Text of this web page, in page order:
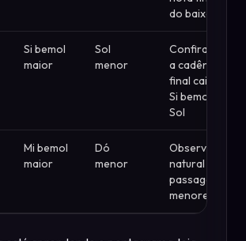
do baixo
Si bemol
maior
Sol
menor
Confira se
a cadência
final cai em
Si bemol ou
Sol
Mi bemol
maior
Dó
menor
Observe Si
natural em
passagens
menores